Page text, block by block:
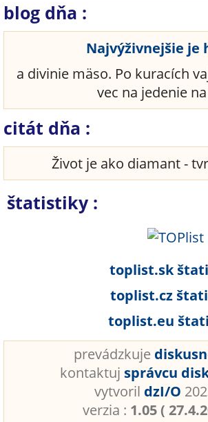
blog dňa :
Najvýživnejšie je
a divinie mäso. Po kuracích
vec na jedenie
citát dňa :
Život je ako diamant -
štatistiky :
toplist.sk
toplist.cz
toplist.eu
prevádzkuje
kontaktuj správcu
vytvoril dzI/O
verzia : 1.05 (